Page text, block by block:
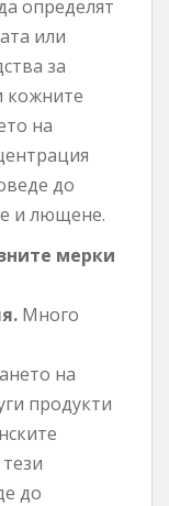
определят
или
за
кожните
на
до
и лющене.
мерки
Много
на
продукти
до